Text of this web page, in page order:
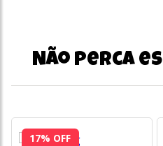
Não perca
17% OFF